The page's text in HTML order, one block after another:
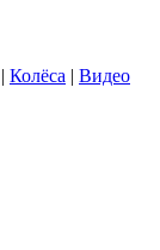
| Колёса | Видео